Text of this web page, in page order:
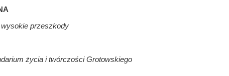
wysokie przeszkody
życia i twórczości Grotowskiego